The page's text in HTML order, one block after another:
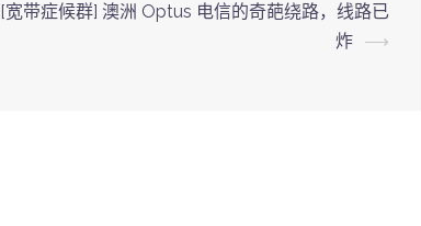
[宽带症候群] 澳洲 Optus 电信的奇葩绕路，线路已
炸 ⟶